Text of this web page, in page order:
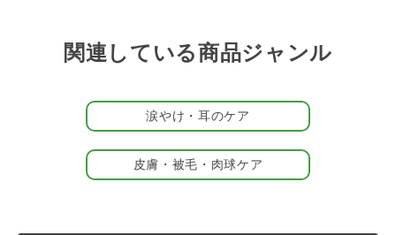
～当店がおすすめする耳のお手入れ～
何もしなくても良いことが提唱され始めています。たれ耳のパー
トナー（愛 犬）や耳垢の多いパートナーの場合は、ガーゼにイ
ヤーローションを含ませ、耳介（外耳手前のヒダ部分まで）をや
さしく拭くだけにとどめましょう。
詳しいお手入れの仕方はこちらをご確認ください。
関連している商品ジャンル
涙やけ・耳のケア
皮膚・被毛・肉球ケア